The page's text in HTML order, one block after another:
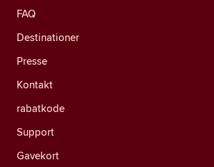
FAQ
Destinationer
Presse
Kontakt
rabatkode
Support
Gavekort